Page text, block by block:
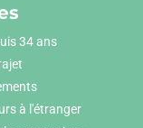
34 ans
à l'étranger